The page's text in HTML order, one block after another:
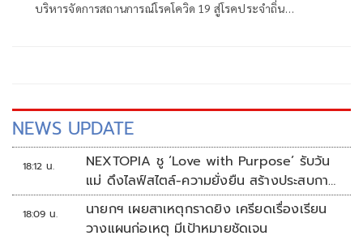
บริหารจัดการสถานการณ์โรคโควิด 19 สู่โรคประจำถิ่น
NEWS UPDATE
18:12 น.
NEXTOPIA ชู ‘Love with Purpose’ รับวัน
แม่ ดึงไลฟ์สไตล์-ความยั่งยืน สร้างประสบกา
รณ์ช้อปปิงมีความหมาย
18:09 น.
นายกฯ เผยสาเหตุกราดยิง เครียดเรื่องเรียน
วางแผนก่อเหตุ มีเป้าหมายชัดเจน